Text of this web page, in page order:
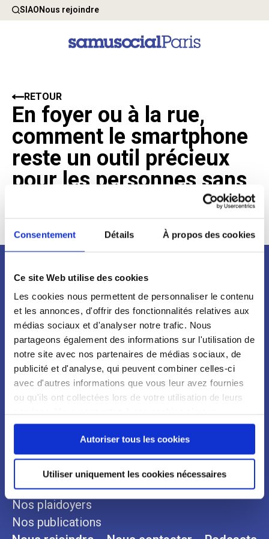
Consentement Détails À propos des cookies
Ce site Web utilise des cookies
Les cookies nous permettent de personnaliser le contenu
et les annonces, d'offrir des fonctionnalités relatives aux
médias sociaux et d'analyser notre trafic. Nous
partageons également des informations sur l'utilisation de
notre site avec nos partenaires de médias sociaux, de
publicité et d'analyse, qui peuvent combiner celles-ci
avec d'autres informations que vous leur avez fournies
ou qu'ils ont collectées lors de votre utilisation de leurs
continuez à utiliser notre site Web.
Autoriser tous les cookies
Utiliser uniquement les cookies nécessaires
SIAONous rejoindre
En foyer ou à la rue,
comment le smartphone
reste un outil précieux
pour les personnes sans
RETOUR
10 Octobre 2024
Newsletter
Qui sommes-nous ?
Notre organisation
Notre histoire
Nos engagements
Nos plaidoyers
Nos publications
Espace Presse
Communiqués
Revues de presse